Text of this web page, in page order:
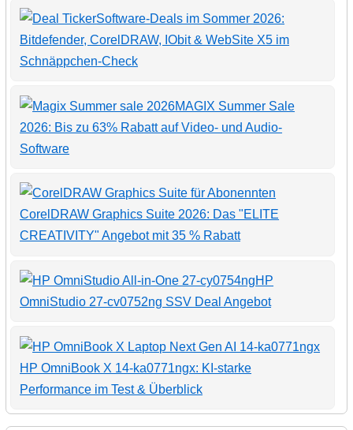
Software-Deals im Sommer 2026:
Bitdefender, CorelDRAW, IObit & WebSite X5 im
Schnäppchen-Check
MAGIX Summer Sale
2026: Bis zu 63% Rabatt auf Video- und Audio-
Software
CorelDRAW Graphics Suite 2026: Das "ELITE
CREATIVITY" Angebot mit 35 % Rabatt
HP
OmniStudio 27-cv0752ng SSV Deal Angebot
HP OmniBook X 14-ka0771ngx: KI-starke
Performance im Test & Überblick